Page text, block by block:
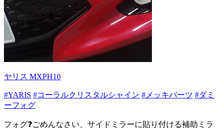
ヤリス MXPH10
#YARIS #コーラルクリスタルシャイン #メッキパーツ #ダミ
ーフォグ
フォグ❓️ごめんなさい、サイドミラーに貼り付ける補助ミラ